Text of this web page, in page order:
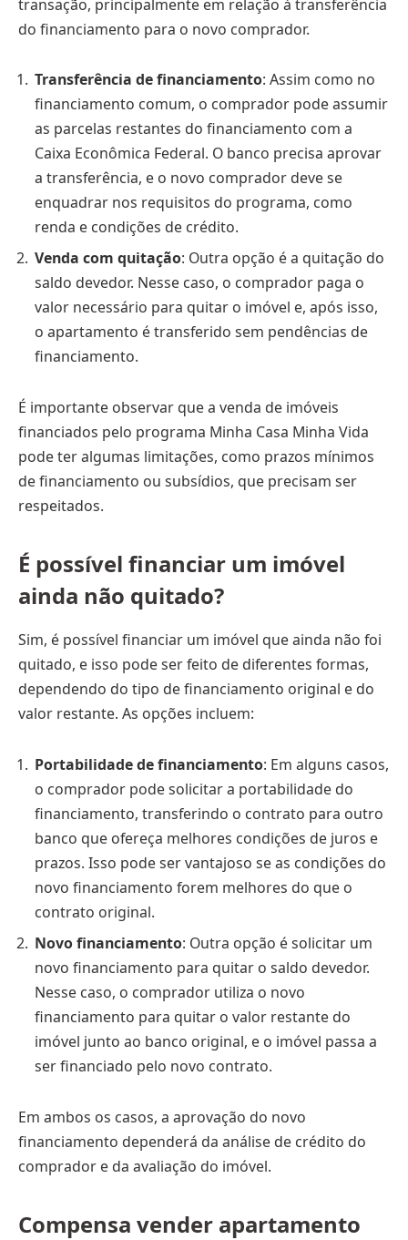
transação, principalmente em relação à transferência
do financiamento para o novo comprador.
Transferência de financiamento: Assim como no
financiamento comum, o comprador pode assumir
as parcelas restantes do financiamento com a
Caixa Econômica Federal. O banco precisa aprovar
a transferência, e o novo comprador deve se
enquadrar nos requisitos do programa, como
renda e condições de crédito.
Venda com quitação: Outra opção é a quitação do
saldo devedor. Nesse caso, o comprador paga o
valor necessário para quitar o imóvel e, após isso,
o apartamento é transferido sem pendências de
financiamento.
É importante observar que a venda de imóveis
financiados pelo programa Minha Casa Minha Vida
pode ter algumas limitações, como prazos mínimos
de financiamento ou subsídios, que precisam ser
respeitados.
É possível financiar um imóvel
ainda não quitado?
Sim, é possível financiar um imóvel que ainda não foi
quitado, e isso pode ser feito de diferentes formas,
dependendo do tipo de financiamento original e do
valor restante. As opções incluem:
Portabilidade de financiamento: Em alguns casos,
o comprador pode solicitar a portabilidade do
financiamento, transferindo o contrato para outro
banco que ofereça melhores condições de juros e
prazos. Isso pode ser vantajoso se as condições do
novo financiamento forem melhores do que o
contrato original.
Novo financiamento: Outra opção é solicitar um
novo financiamento para quitar o saldo devedor.
Nesse caso, o comprador utiliza o novo
financiamento para quitar o valor restante do
imóvel junto ao banco original, e o imóvel passa a
ser financiado pelo novo contrato.
Em ambos os casos, a aprovação do novo
financiamento dependerá da análise de crédito do
comprador e da avaliação do imóvel.
Compensa vender apartamento